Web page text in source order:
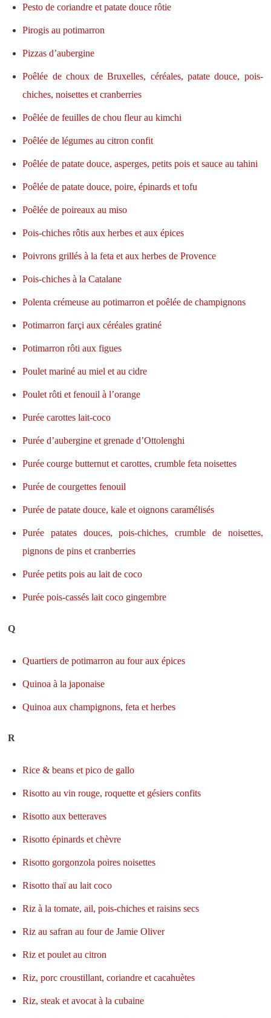
Pesto de coriandre et patate douce rôtie
Pirogis au potimarron
Pizzas d’aubergine
Poêlée de choux de Bruxelles, céréales, patate douce, pois-
chiches, noisettes et cranberries
Poêlée de feuilles de chou fleur au kimchi
Poêlée de légumes au citron confit
Poêlée de patate douce, asperges, petits pois et sauce au tahini
Poêlée de patate douce, poire, épinards et tofu
Poêlée de poireaux au miso
Pois-chiches rôtis aux herbes et aux épices
Poivrons grillés à la feta et aux herbes de Provence
Pois-chiches à la Catalane
Polenta crémeuse au potimarron et poêlée de champignons
Potimarron farçi aux céréales gratiné
Potimarron rôti aux figues
Poulet mariné au miel et au cidre
Poulet rôti et fenouil à l’orange
Purée carottes lait-coco
Purée d’aubergine et grenade d’Ottolenghi
Purée courge butternut et carottes, crumble feta noisettes
Purée de courgettes fenouil
Purée de patate douce, kale et oignons caramélisés
Purée patates douces, pois-chiches, crumble de noisettes,
pignons de pins et cranberries
Purée petits pois au lait de coco
Purée pois-cassés lait coco gingembre
Q
Quartiers de potimarron au four aux épices
Quinoa à la japonaise
Quinoa aux champignons, feta et herbes
R
Rice & beans et pico de gallo
Risotto au vin rouge, roquette et gésiers confits
Risotto aux betteraves
Risotto épinards et chèvre
Risotto gorgonzola poires noisettes
Risotto thaï au lait coco
Riz à la tomate, ail, pois-chiches et raisins secs
Riz au safran au four de Jamie Oliver
Riz et poulet au citron
Riz, porc croustillant, coriandre et cacahuètes
Riz, steak et avocat à la cubaine